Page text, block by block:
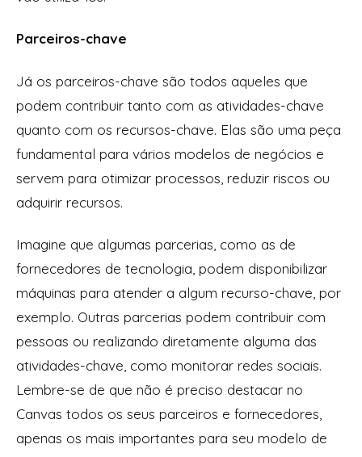
Parceiros-chave
Já os parceiros-chave são todos aqueles que
podem contribuir tanto com as atividades-chave
quanto com os recursos-chave. Elas são uma peça
fundamental para vários modelos de negócios e
servem para otimizar processos, reduzir riscos ou
adquirir recursos.
Imagine que algumas parcerias, como as de
fornecedores de tecnologia, podem disponibilizar
máquinas para atender a algum recurso-chave, por
exemplo. Outras parcerias podem contribuir com
pessoas ou realizando diretamente alguma das
atividades-chave, como monitorar redes sociais.
Lembre-se de que não é preciso destacar no
Canvas todos os seus parceiros e fornecedores,
apenas os mais importantes para seu modelo de